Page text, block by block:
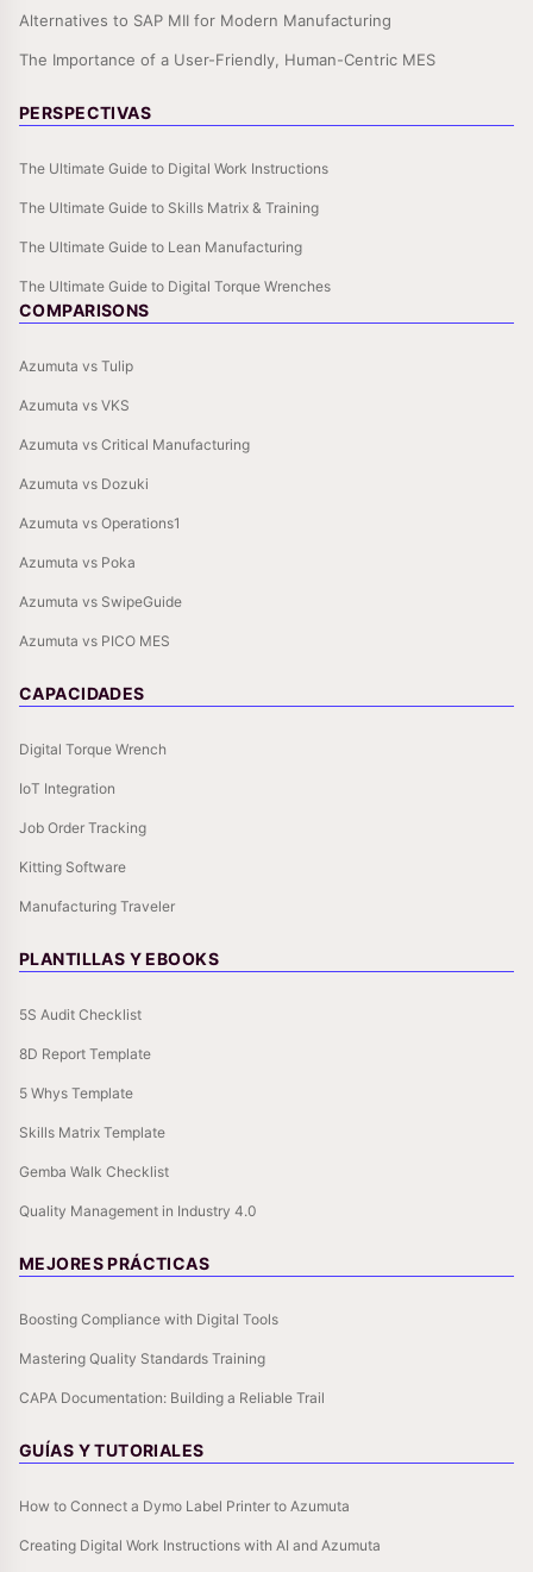
Alternatives to SAP MII for Modern Manufacturing
The Importance of a User-Friendly, Human-Centric MES
PERSPECTIVAS
The Ultimate Guide to Digital Work Instructions
The Ultimate Guide to Skills Matrix & Training
The Ultimate Guide to Lean Manufacturing
The Ultimate Guide to Digital Torque Wrenches
COMPARISONS
Azumuta vs Tulip
Azumuta vs VKS
Azumuta vs Critical Manufacturing
Azumuta vs Dozuki
Azumuta vs Operations1
Azumuta vs Poka
Azumuta vs SwipeGuide
Azumuta vs PICO MES
CAPACIDADES
Digital Torque Wrench
IoT Integration
Job Order Tracking
Kitting Software
Manufacturing Traveler
PLANTILLAS Y EBOOKS
5S Audit Checklist
8D Report Template
5 Whys Template
Skills Matrix Template
Gemba Walk Checklist
Quality Management in Industry 4.0
MEJORES PRÁCTICAS
Boosting Compliance with Digital Tools
Mastering Quality Standards Training
CAPA Documentation: Building a Reliable Trail
GUÍAS Y TUTORIALES
How to Connect a Dymo Label Printer to Azumuta
Creating Digital Work Instructions with AI and Azumuta